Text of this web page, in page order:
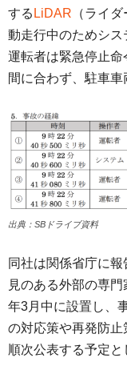
する LiDAR （ライ
動走行中のためシス
運転者は緊急停止
間に合わず、駐車車
出典：SBドライブ資料
同社は関係省庁に
見のある外部の専
年3月中に設置し、
の対応策や再発防止
順次公表する予定と